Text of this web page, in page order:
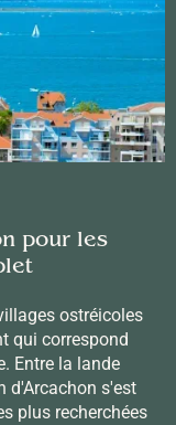
pour les
ostréicoles
qui correspond
Entre la lande
d'Arcachon s'est
plus recherchées